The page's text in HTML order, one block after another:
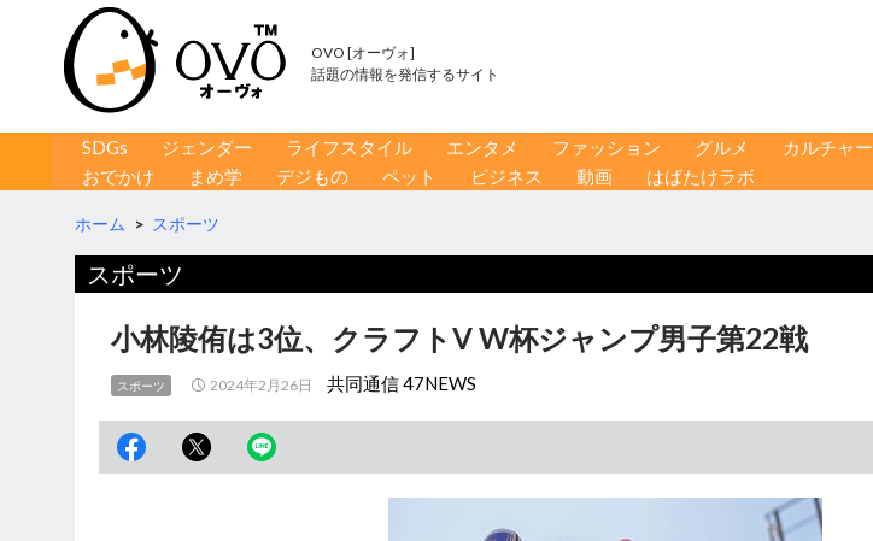
OVO [オーヴォ]
話題の情報を発信するサイト
コンテンツへ移動
SDGs ジェンダー ライフスタイル エンタメ ファッション グルメ カルチャー
おでかけ
まめ学 デジもの ペット ビジネス 動画 はばたけラボ
ホーム > スポーツ
スポーツ
小林陵侑は3位、クラフトV W杯ジャンプ男子第22戦
スポーツ 2024年2月26日 共同通信 47NEWS